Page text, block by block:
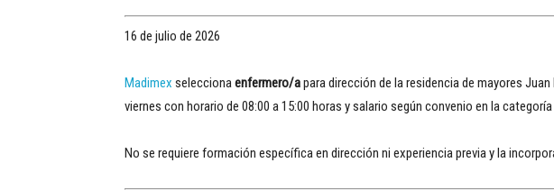
16 de julio de 2026
Madimex selecciona enfermero/apara dirección de la residencia de mayores Juan
viernes con horario de 08:00 a 15:00 horas y salario según convenio en la
No se requiere formación específica en dirección ni experiencia previa y la